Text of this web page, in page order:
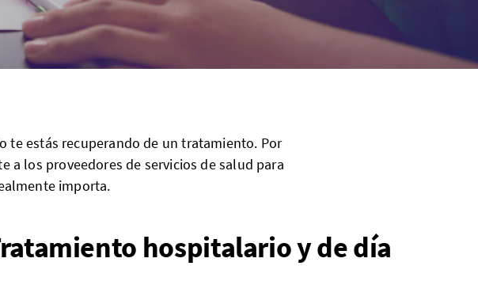
te estás recuperando de un tratamiento. Por
a los proveedores de servicios de salud para
importa.
hospitalario y de día